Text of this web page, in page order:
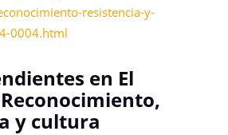
resistencia-y-
0004.html
en El
y cultura